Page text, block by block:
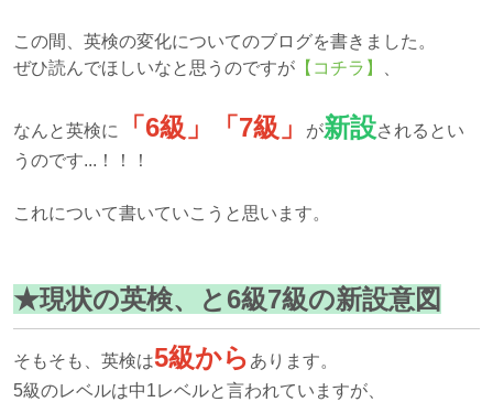
この間、英検の変化についてのブログを書きました。
ぜひ読んでほしいなと思うのですが 【コチラ】
なんと英検に 「6級」「7級」 が新設されるとい
うのです...！！！
これについて書いていこうと思います。
★現状の英検、と6級7級の新設意図
そもそも、英検は5級から あります。
5級のレベルは中1レベルと言われていますが、